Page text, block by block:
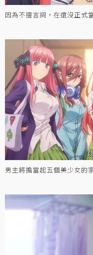
因為不擅言詞，在還沒正式
男主將擔當起五個美少女的